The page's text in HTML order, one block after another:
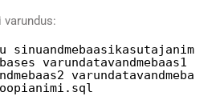
varundus:
sinuandmebaasikasutajanim
varundatavandmebaas1
varundatavandmeba